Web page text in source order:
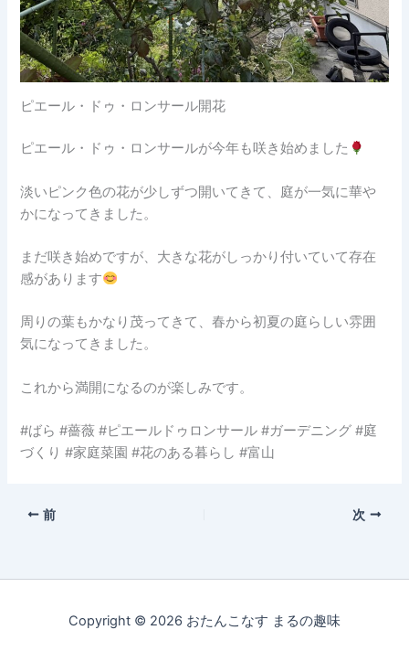
ピエール・ドゥ・ロンサール開花
ピエール・ドゥ・ロンサールが今年も咲き始めました
淡いピンク色の花が少しずつ開いてきて、庭が一気に華や
かになってきました。
まだ咲き始めですが、大きな花がしっかり付いていて存在
感があります
周りの葉もかなり茂ってきて、春から初夏の庭らしい雰囲
気になってきました。
これから満開になるのが楽しみです。
#ばら #薔薇 #ピエールドゥロンサール #ガーデニング #庭
づくり #家庭菜園 #花のある暮らし #富山
前 次
Copyright © 2026 おたんこなす まるの趣味